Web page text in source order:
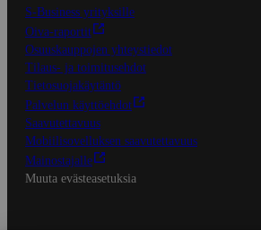
S-Business yrityksille
Oiva-raportit
Osuuskauppojen yhteystiedot
Tilaus- ja toimitusehdot
Tietosuojakäytäntö
Palvelun käyttöehdot
Saavutettavuus
Mobiilisovelluksen saavutettavuus
Mainostajalle
Muuta evästeasetuksia